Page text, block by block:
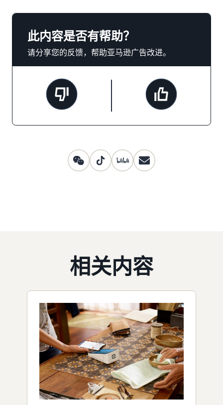
此内容是否有帮助？
请分享您的反馈，帮助亚马逊广告改进。
相关内容